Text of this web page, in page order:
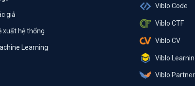
giả
xuất hệ thống
Learning
Viblo Code
Viblo CTF
Viblo CV
Viblo
Viblo Partner